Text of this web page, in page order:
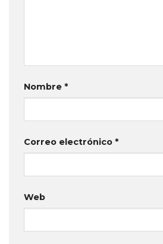
Nombre *
Correo electrónico *
Web